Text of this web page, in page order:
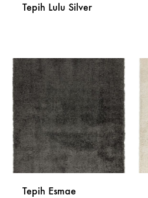
Tepih Lulu Silver
NA
LISTU
ŽELJA
Tepih Esmae